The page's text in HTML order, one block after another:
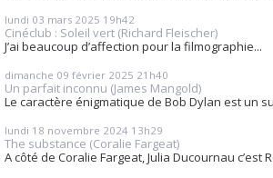
lundi 03 mars 2025 19h42
Cinéclub : Soleil vert (Richard Fleischer)
J’ai beaucoup d’affection pour la filmographie...
dimanche 09 février 2025 21h40
Un parfait inconnu (James Mangold)
Le caractère énigmatique de Bob Dylan est un
lundi 18 novembre 2024 13h29
The substance (Coralie Fargeat)
A côté de Coralie Fargeat, Julia Ducournau c’est